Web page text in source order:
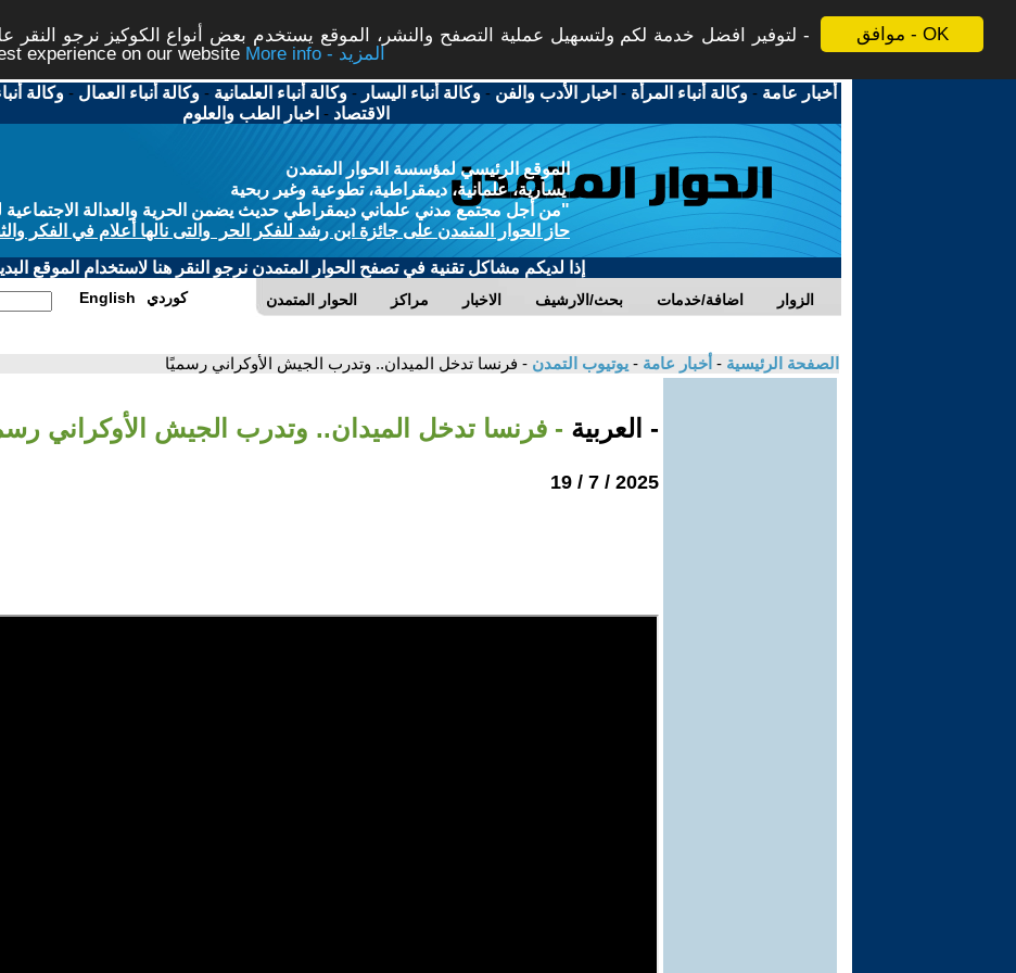
موافق - OK
لتوفير افضل خدمة لكم ولتسهيل عملية التصفح والنشر، الموقع يستخدم بعض أنواع الكوكيز نرجو
experience on our website
More info - المزيد
أخبار عامة -وكالة أنباء المرأة - اخبار الأدب والفن -وكالة أنباء اليسار -وكالة أنباء العلمانية -وكالة أنباء العمال -وكالة
الاقتصاد - اخبار الطب والعلوم
الموقع الرئيسي لمؤسسة الحوار المتمدن
يسارية، علمانية، ديمقراطية، تطوعية وغير ربحية
"من أجل مجتمع مدني علماني ديمقراطي حديث يضمن الحرية والعدالة الاجتماعية
حاز الحوار المتمدن على جائزة ابن رشد للفكر الحر والتى نالها أعلام في الفكر
إذا لديكم مشاكل تقنية في تصفح الحوار المتمدن نرجو النقر هنا لاستخدام الموقع
الحوار المتمدن مراكز الاخبار بحث/الارشيف اضافة/خدمات الزوار English كوردي
الصفحة الرئيسية - أخبار عامة - يوتيوب التمدن - فرنسا تدخل الميدان.. وتدرب الجيش الأوكراني رسميًا
- العربية - فرنسا تدخل الميدان.. وتدرب الجيش الأوكراني
2025 / 7 / 19